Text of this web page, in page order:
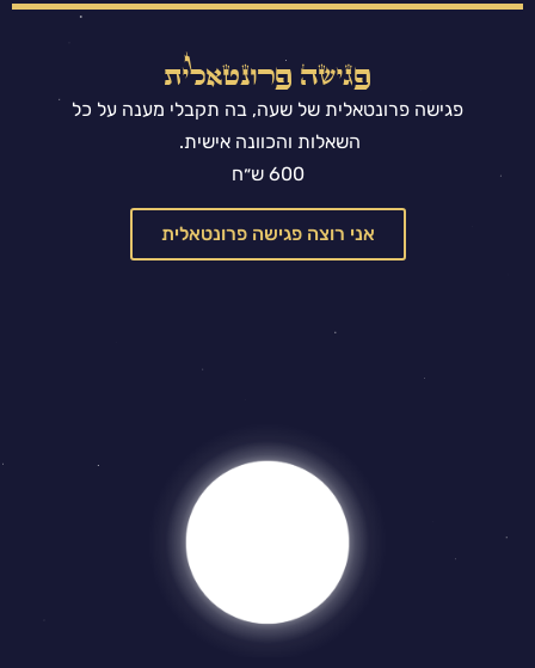
פגישה פרונטאלית
פגישה פרונטאלית של שעה, בה תקבלי מענה על כל
השאלות והכוונה אישית.
600 ש״ח
אני רוצה פגישה פרונטאלית